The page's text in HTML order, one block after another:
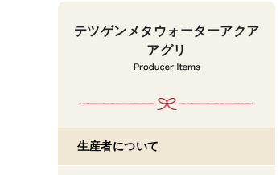
テツゲンメタウォーターアクア
アグリ
生産者について